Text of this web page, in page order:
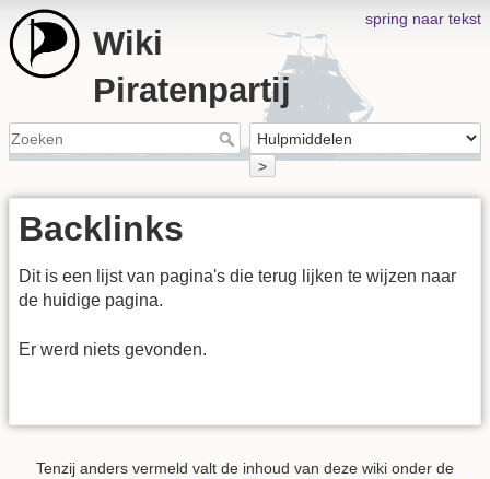
spring naar tekst
Wiki
Piratenpartij
>
Backlinks
Dit is een lijst van pagina's die terug lijken te wijzen naar
de huidige pagina.
Er werd niets gevonden.
Tenzij anders vermeld valt de inhoud van deze wiki onder de